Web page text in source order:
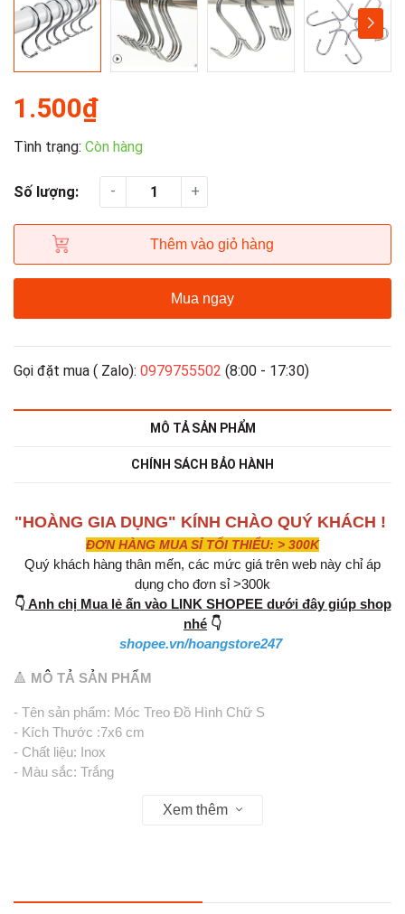
1.500₫
Tình trạng: Còn hàng
Số lượng: - +
Thêm vào giỏ hàng
Mua ngay
Gọi đặt mua ( Zalo): 0979755502 (8:00 - 17:30)
MÔ TẢ SẢN PHẨM
CHÍNH SÁCH BẢO HÀNH
"HOÀNG GIA DỤNG" KÍNH CHÀO QUÝ KHÁCH !
ĐƠN HÀNG MUA SỈ TỐI THIỂU: > 300K
Quý khách hàng thân mến, các mức giá trên web này chỉ áp
dụng cho đơn sỉ >300k
👇Anh chị Mua lẻ ấn vào LINK SHOPEE dưới đây giúp shop
nhé 👇
shopee.vn/hoangstore247
🔺 MÔ TẢ SẢN PHẨM
- Tên sản phẩm: Móc Treo Đồ Hình Chữ S
- Kích Thước :7x6 cm
- Chất liệu: Inox
- Màu sắc: Trắng
Xem thêm